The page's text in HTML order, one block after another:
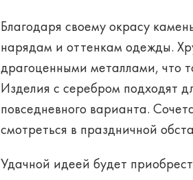
Благодаря своему окрасу
нарядам и оттенкам одежды.
драгоценными металлами, что
Изделия с серебром подходят
повседневного варианта.
смотреться в праздничной
Удачной идеей будет